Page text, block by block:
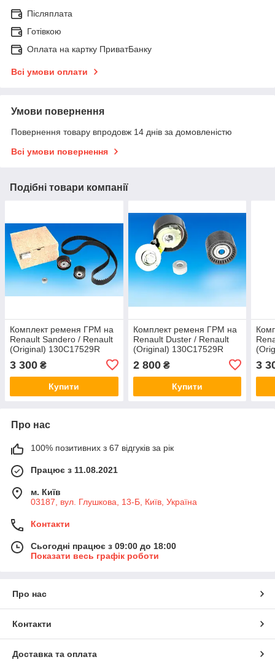
Післяплата
Готівкою
Оплата на картку ПриватБанку
Всі умови оплати
Умови повернення
Повернення товару впродовж 14 днів за домовленістю
Всі умови повернення
Подібні товари компанії
Комплект ременя ГРМ на
Renault Sandero / Renault
(Original) 130C17529R
3 300 ₴
Купити
Комплект ременя ГРМ на
Renault Duster / Renault
(Original) 130C17529R
2 800₴
Купити
3
Про нас
100% позитивних з 67 відгуків за рік
Працює з 11.08.2021
м. Київ
03187, вул. Глушкова, 13-Б, Київ, Україна
Контакти
Сьогодні працює з 09:00 до 18:00
Показати весь графік роботи
Про нас
Контакти
Доставка та оплата